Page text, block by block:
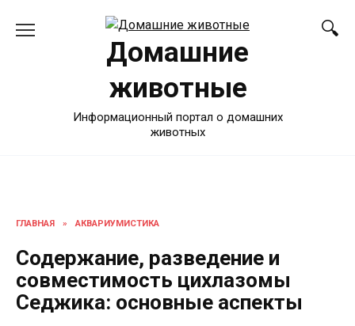
Домашние
животные
Информационный портал о домашних
животных
ГЛАВНАЯ » АКВАРИУМИСТИКА
Содержание, разведение и
совместимость цихлазомы
Седжика: основные аспекты